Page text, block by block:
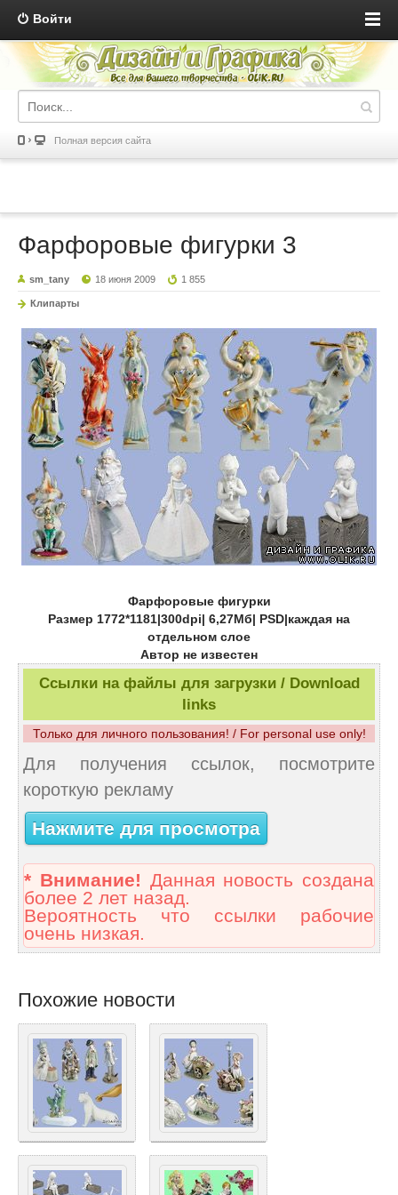
Войти
Полная версия сайта
Фарфоровые фигурки 3
sm_tany 18 июня 2009 1 855
Клипарты
Фарфоровые фигурки
Размер 1772*1181|300dpi| 6,27Мб| PSD|каждая на
отдельном слое
Автор не известен
Ссылки на файлы для загрузки / Download
links
Только для личного пользования! / For personal use only!
Для получения ссылок, посмотрите
короткую рекламу
Нажмите для просмотра
* Внимание! Данная новость создана
более 2 лет назад.
Вероятность что ссылки рабочие
очень низкая.
Похожие новости